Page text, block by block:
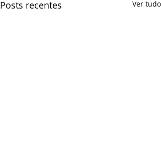
Posts recentes Ver tudo